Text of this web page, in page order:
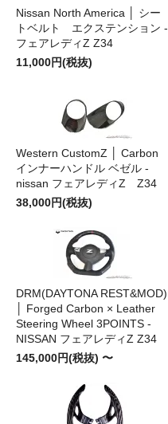
Nissan North America │ シー
トベルト エクステンション -
フェアレディZ Z34
11,000円(税抜)
Western CustomZ │ Carbon
インナーハンドル ベゼル -
nissan フェアレディZ Z34
38,000円(税抜)
DRM(DAYTONA REST&MOD)
│ Forged Carbon × Leather
Steering Wheel 3POINTS -
NISSAN フェアレディZ Z34
145,000円(税抜) 〜